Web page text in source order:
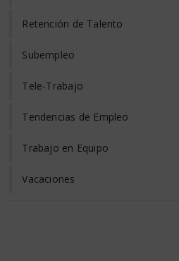
Retención de Talento
Subempleo
Tele-Trabajo
Tendencias de Empleo
Trabajo en Equipo
Vacaciones